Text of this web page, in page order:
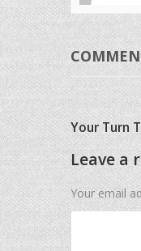
Your Turn
Leave a
Your email